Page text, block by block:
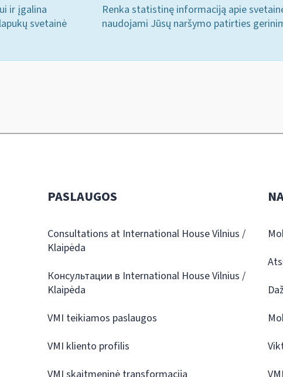
ir įgalina
svetainė
Renka statistinę informaciją apie
naudojami Jūsų naršymo patirties
PASLAUGOS
Consultations at International House Vilnius /
Klaipėda
Консультации в International House Vilnius /
Klaipėda
VMI teikiamos paslaugos
VMI kliento profilis